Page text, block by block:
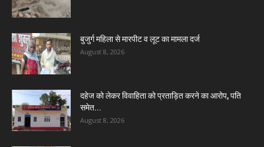
बुजुर्ग महिला से मारपीट व लूट का मामला दर्ज
August 8, 2026
दहेज को लेकर विवाहिता को प्रताड़ित करने का आरोप, पति
समेत...
August 8, 2026